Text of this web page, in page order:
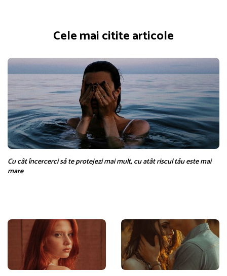
Cele mai citite articole
Cu cât încercerci să te protejezi mai mult, cu atât riscul tău este mai
mare